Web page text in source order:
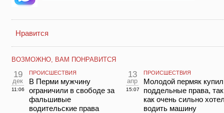
Нравится
ВОЗМОЖНО, ВАМ ПОНРАВИТСЯ
19
дек
11:06
ПРОИСШЕСТВИЯ
В Перми мужчину
ограничили в свободе за
фальшивые
водительские права
13
апр
15:07
ПРОИСШЕСТВИЯ
Молодой пермяк купил
поддельные права, так
как очень сильно
водить машину